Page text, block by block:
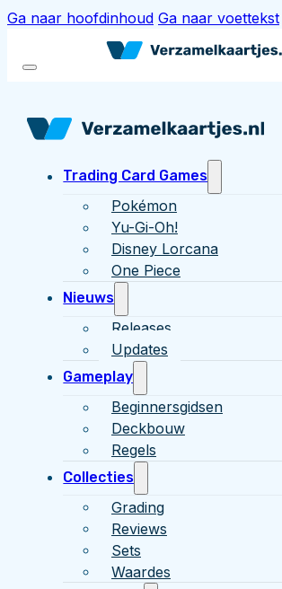
Ga naar hoofdinhoud Ga naar voettekst
Trading Card Games
Pokémon
Yu-Gi-Oh!
Disney Lorcana
One Piece
Nieuws
Releases
Updates
Gameplay
Beginnersgidsen
Deckbouw
Regels
Collecties
Grading
Reviews
Sets
Waardes